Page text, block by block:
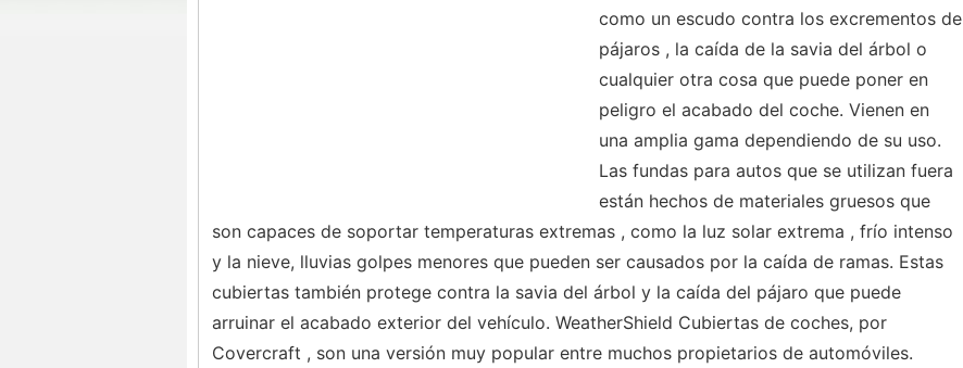
como un escudo contra los excrementos de
pájaros , la caída de la savia del árbol o
cualquier otra cosa que puede poner en
peligro el acabado del coche. Vienen en
una amplia gama dependiendo de su uso.
Las fundas para autos que se utilizan fuera
están hechos de materiales gruesos que
son capaces de soportar temperaturas extremas , como la luz solar extrema , frío intenso
y la nieve, lluvias golpes menores que pueden ser causados ​​por la caída de ramas. Estas
cubiertas también protege contra la savia del árbol y la caída del pájaro que puede
arruinar el acabado exterior del vehículo. WeatherShield Cubiertas de coches, por
Covercraft , son una versión muy popular entre muchos propietarios de automóviles.